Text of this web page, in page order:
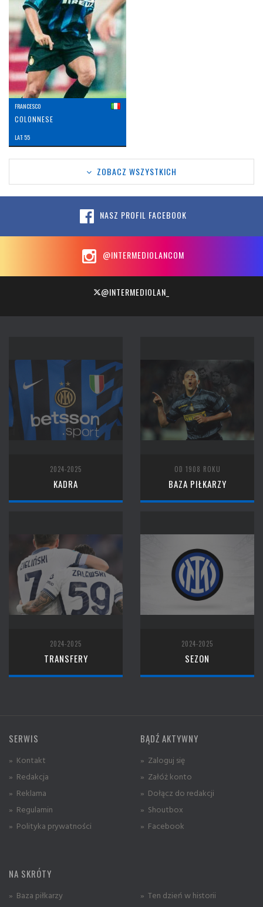
FRANCESCO
COLONNESE
LAT: 55
ZOBACZ WSZYSTKICH
NASZ PROFIL FACEBOOK
@INTERMEDIOLANCOM
@INTERMEDIOLAN_
2024-2025
KADRA
OD 1908 ROKU
BAZA PIŁKARZY
2024-2025
TRANSFERY
2024-2025
SEZON
SERWIS
» Kontakt
» Redakcja
» Reklama
» Regulamin
» Polityka prywatności
BĄDŹ AKTYWNY
» Zaloguj się
» Załóż konto
» Dołącz do redakcji
» Shoutbox
» Facebook
NA SKRÓTY
» Baza piłkarzy
» Ten dzień w historii